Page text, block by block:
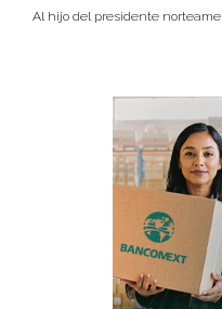
Al hijo del presidente